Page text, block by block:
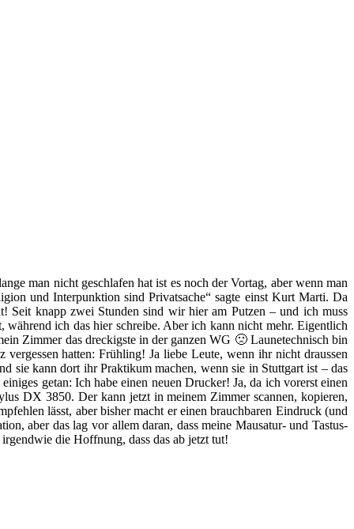
man nicht geschlafen hat ist es noch der Vortag, aber wenn man
und Interpunktion sind Privatsache“ sagte einst Kurt Marti. Da
Seit knapp zwei Stunden sind wir hier am Putzen – und ich muss
während ich das hier schreibe. Aber ich kann nicht mehr. Eigentlich
Zimmer das dreckigste in der ganzen WG 🙁 Launetechnisch bin
hatten: Frühling! Ja liebe Leute, wenn ihr nicht draussen
sie kann dort ihr Praktikum machen, wenn sie in Stuttgart ist – das
getan: Ich habe einen neuen Drucker! Ja, da ich vorerst einen
DX 3850. Der kann jetzt in meinem Zimmer scannen, kopieren,
lässt, aber bisher macht er einen brauchbaren Eindruck (und
aber das lag vor allem daran, dass meine Mausatur- und Tastus-
die Hoffnung, dass das ab jetzt tut!